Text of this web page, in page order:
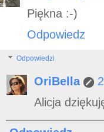
Piękna :-)
Odpowiedz
Odpowiedzi
OriBella
Alicja